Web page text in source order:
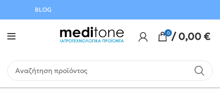
BLOG
0 / 0,00€